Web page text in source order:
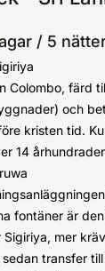
/ 5
Colombo, färd
och
kristen tid.
14
fontäner är
mer
transfer